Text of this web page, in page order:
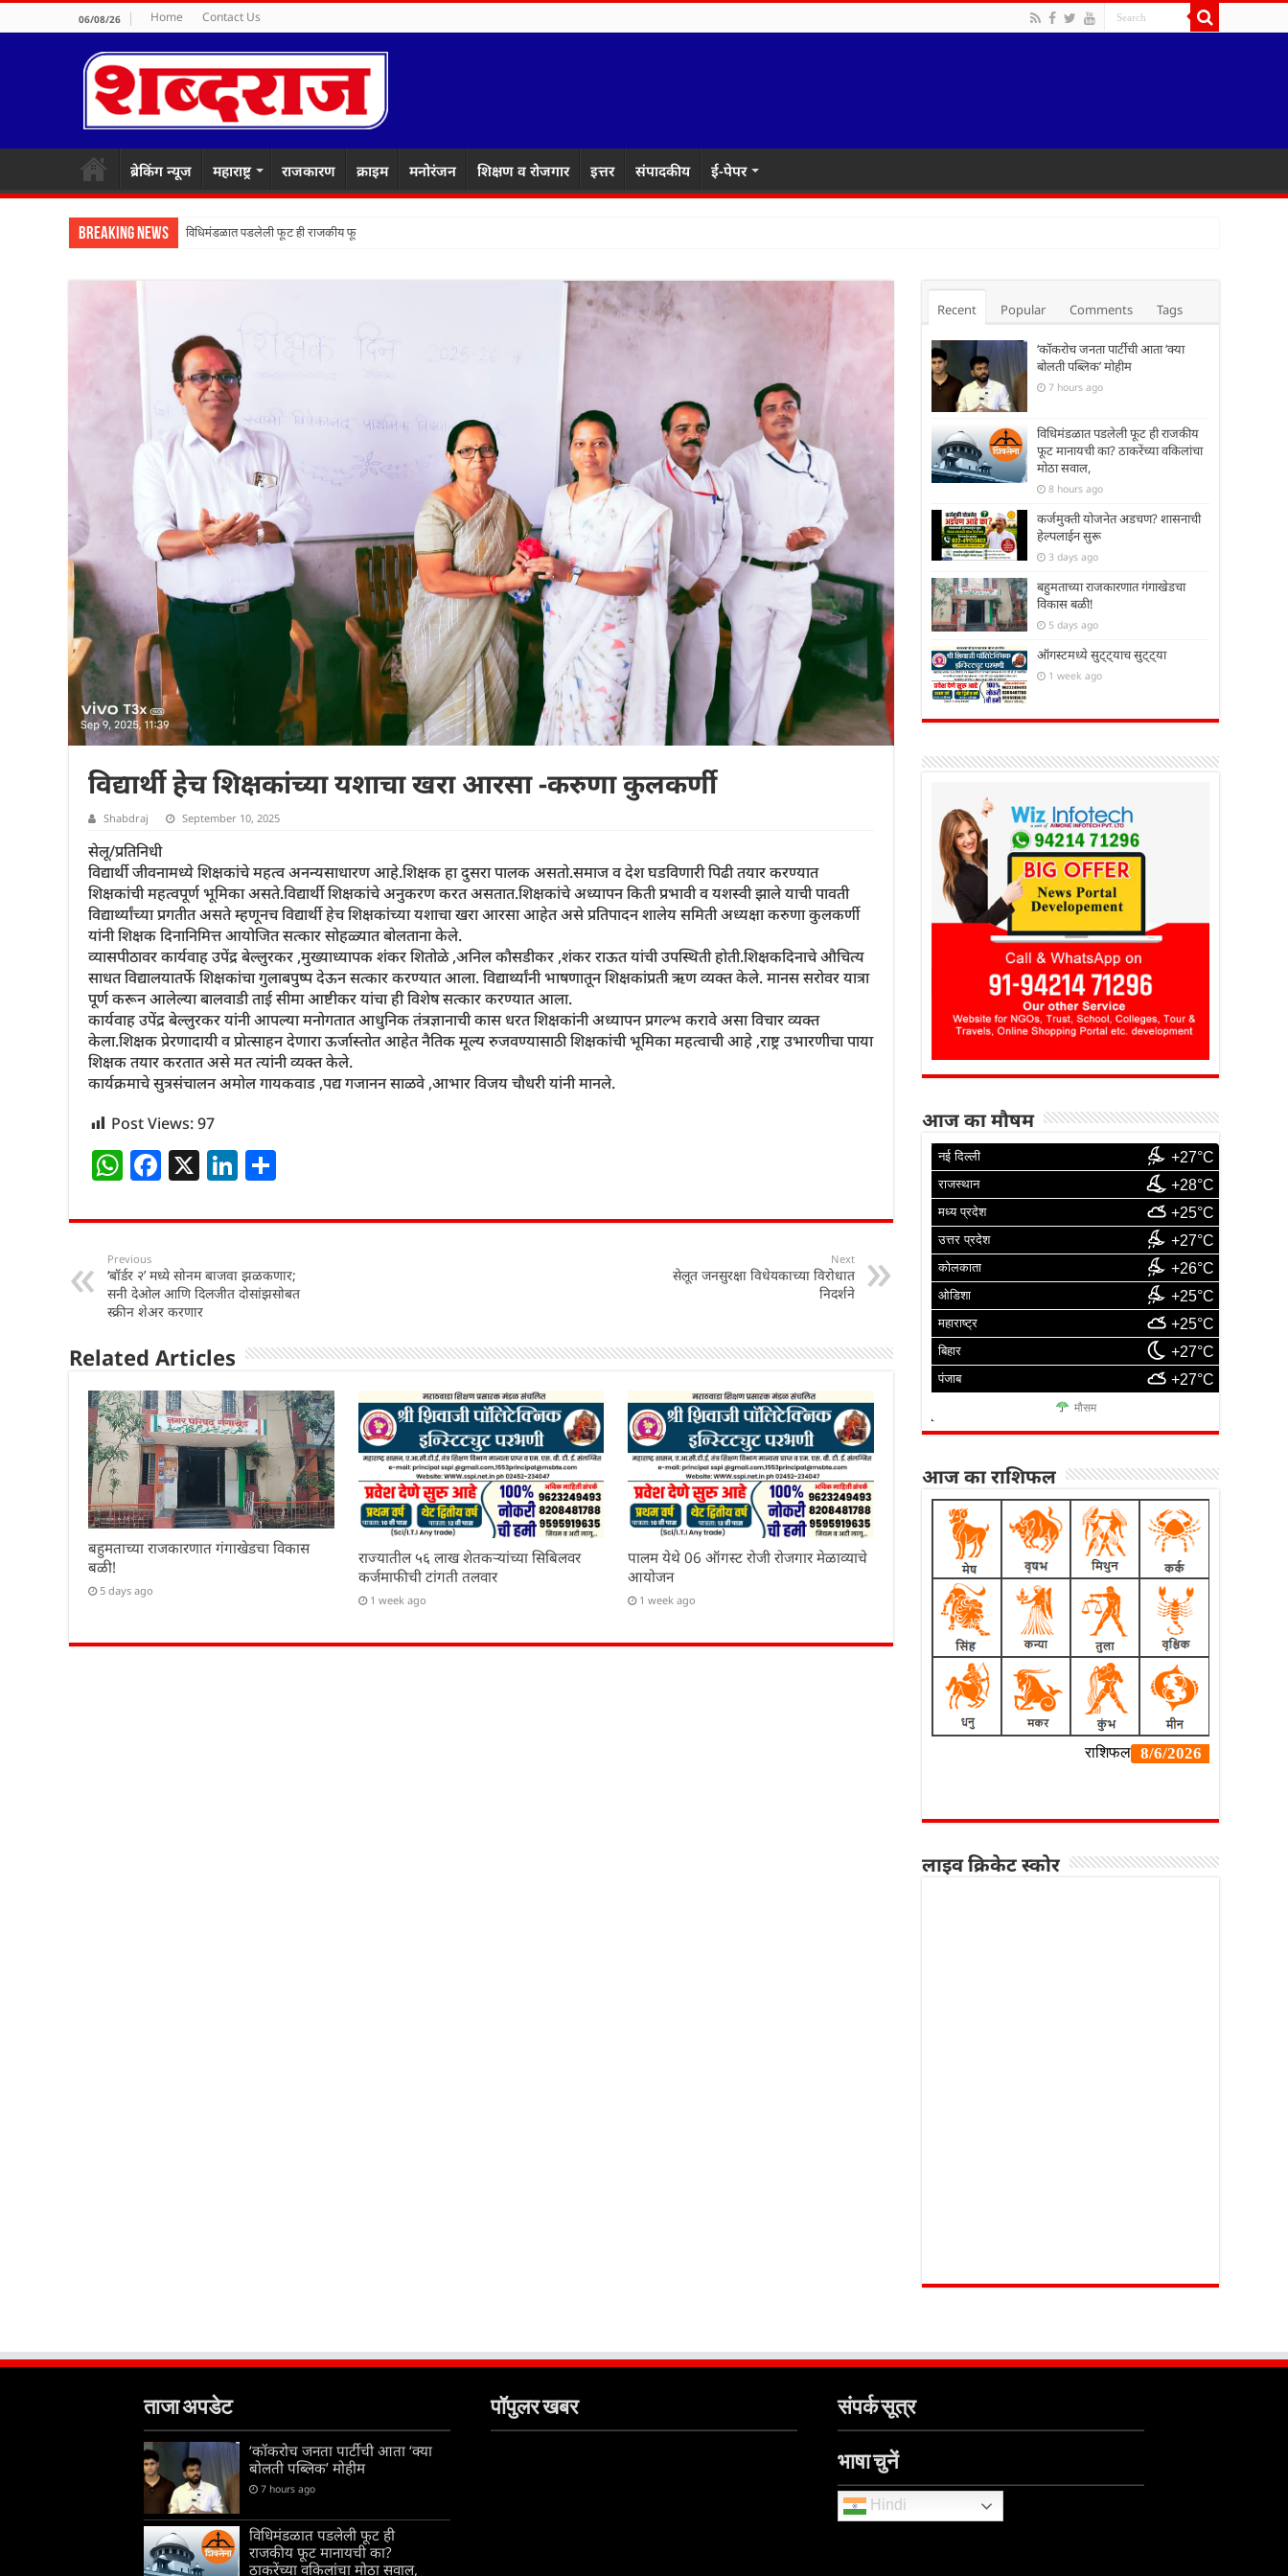
06/08/26 Home Contact Us
ब्रेकिंग न्यूज महाराष्ट्र राजकारण क्राइम मनोरंजन शिक्षण व रोजगार इत्तर संपादकीय ई-पेपर
Breaking News विधिमंडळात पडलेली फूट ही राजकीय फूट मानायची का? ठाकरेंच्या वक
विद्यार्थी हेच शिक्षकांच्या यशाचा खरा आरसा -करुणा कुलकर्णी
Shabdraj September 10, 2025
सेलू/प्रतिनिधी
विद्यार्थी जीवनामध्ये शिक्षकांचे महत्व अनन्यसाधारण आहे.शिक्षक हा दुसरा पालक असतो.समाज व देश घडविणारी पिढी तयार करण्यात
शिक्षकांची महत्वपूर्ण भूमिका असते.विद्यार्थी शिक्षकांचे अनुकरण करत असतात.शिक्षकांचे अध्यापन किती प्रभावी व यशस्वी झाले याची पावती
विद्यार्थ्यांच्या प्रगतीत असते म्हणूनच विद्यार्थी हेच शिक्षकांच्या यशाचा खरा आरसा आहेत असे प्रतिपादन शालेय समिती अध्यक्षा करुणा कुलकर्णी
यांनी शिक्षक दिनानिमित्त आयोजित सत्कार सोहळ्यात बोलताना केले.
व्यासपीठावर कार्यवाह उपेंद्र बेल्लुरकर ,मुख्याध्यापक शंकर शितोळे ,अनिल कौसडीकर ,शंकर राऊत यांची उपस्थिती होती.शिक्षकदिनाचे औचित्य
साधत विद्यालयातर्फे शिक्षकांचा गुलाबपुष्प देऊन सत्कार करण्यात आला. विद्यार्थ्यांनी भाषणातून शिक्षकांप्रती ऋण व्यक्त केले. मानस सरोवर यात्रा
पूर्ण करून आलेल्या बालवाडी ताई सीमा आष्टीकर यांचा ही विशेष सत्कार करण्यात आला.
कार्यवाह उपेंद्र बेल्लुरकर यांनी आपल्या मनोगतात आधुनिक तंत्रज्ञानाची कास धरत शिक्षकांनी अध्यापन प्रगल्भ करावे असा विचार व्यक्त
केला.शिक्षक प्रेरणादायी व प्रोत्साहन देणारा ऊर्जास्तोत आहेत नैतिक मूल्य रुजवण्यासाठी शिक्षकांची भूमिका महत्वाची आहे ,राष्ट्र उभारणीचा पाया
शिक्षक तयार करतात असे मत त्यांनी व्यक्त केले.
कार्यक्रमाचे सुत्रसंचालन अमोल गायकवाड ,पद्य गजानन साळवे ,आभार विजय चौधरी यांनी मानले.
Post Views:97
W
at
s
A
p
p
F
c
b
o
o
k
X Li
k
dI
ar
Previous
‘बॉर्डर २’ मध्ये सोनम बाजवा झळकणार;
सनी देओल आणि दिलजीत दोसांझसोबत
स्क्रीन शेअर करणार
Next
सेलूत जनसुरक्षा विधेयकाच्या विरोधात
निदर्शने
Related Articles
बहुमताच्या राजकारणात गंगाखेडचा विकास
बळी!
5 days ago
राज्यातील ५६ लाख शेतकऱ्यांच्या सिबिलवर
कर्जमाफीची टांगती तलवार
1 week ago
पालम येथे 06 ऑगस्ट रोजी रोजगार मेळाव्याचे
आयोजन
1 week ago
Recent Popular Comments Tags
‘कॉकरोच जनता पार्टीची आता ‘क्या
बोलती पब्लिक’ मोहीम
7 hours ago
विधिमंडळात पडलेली फूट ही राजकीय
फूट मानायची का? ठाकरेंच्या वकिलांचा
मोठा सवाल,
8 hours ago
कर्जमुक्ती योजनेत अडचण? शासनाची
हेल्पलाईन सुरू
3 days ago
बहुमताच्या राजकारणात गंगाखेडचा
विकास बळी!
5 days ago
ऑगस्टमध्ये सुट्ट्याच सुट्ट्या
1 week ago
आज का मौषम
नई दिल्ली +27°C
राजस्थान +28°C
मध्य प्रदेश +25°C
उत्तर प्रदेश +27°C
कोलकाता +26°C
ओडिशा +25°C
महाराष्ट्र +25°C
बिहार +27°C
पंजाब +27°C
मौसम
आज का राशिफल
लाइव क्रिकेट स्कोर
ताजा अपडेट
‘कॉकरोच जनता पार्टीची आता ‘क्या
बोलती पब्लिक’ मोहीम
7 hours ago
विधिमंडळात पडलेली फूट ही
राजकीय फूट मानायची का?
ठाकरेंच्या वकिलांचा मोठा सवाल,
पॉपुलर खबर संपर्क सूत्र
भाषा चुनें
Hindi